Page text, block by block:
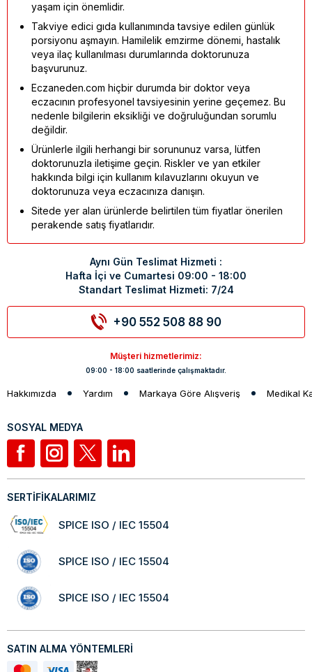
yaşam için önemlidir.
Takviye edici gıda kullanımında tavsiye edilen günlük
porsiyonu aşmayın. Hamilelik emzirme dönemi, hastalık
veya ilaç kullanılması durumlarında doktorunuza
başvurunuz.
Eczaneden.com hiçbir durumda bir doktor veya
eczacının profesyonel tavsiyesinin yerine geçemez. Bu
nedenle bilgilerin eksikliği ve doğruluğundan sorumlu
değildir.
Ürünlerle ilgili herhangi bir sorununuz varsa, lütfen
doktorunuzla iletişime geçin. Riskler ve yan etkiler
hakkında bilgi için kullanım kılavuzlarını okuyun ve
doktorunuza veya eczacınıza danışın.
Sitede yer alan ürünlerde belirtilen tüm fiyatlar önerilen
perakende satış fiyatlarıdır.
Aynı Gün Teslimat Hizmeti :
Hafta İçi ve Cumartesi 09:00 - 18:00
Standart Teslimat Hizmeti: 7/24
+90 552 508 88 90
Müşteri hizmetlerimiz:
09:00 - 18:00 saatlerinde çalışmaktadır.
Hakkımızda Yardım Markaya Göre Alışveriş Medikal
SOSYAL MEDYA
SERTİFİKALARIMIZ
SPICE ISO / IEC 15504
SPICE ISO / IEC 15504
SPICE ISO / IEC 15504
SATIN ALMA YÖNTEMLERİ